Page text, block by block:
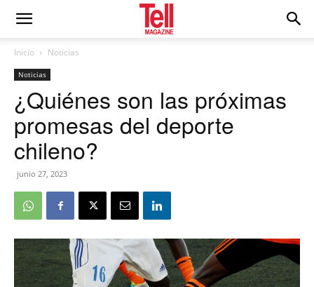
Inicio Noticias
Noticias
¿Quiénes son las próximas
promesas del deporte
chileno?
junio 27, 2023